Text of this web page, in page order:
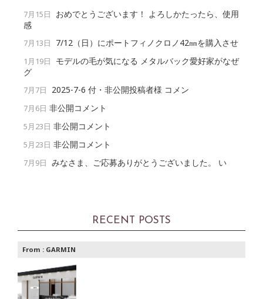
7月15日
おめでとうございます！ よろしかたったら、使用
感
7月13日 7/12（日）にポートフィノクロノ42㎜を購入させ
1月19日
モデルの毛が気になる メタルバック愛好家がなぜ
グ
7月7日 2025-7-6 付・非公開投稿者様 コメン
7月6日 非公開コメント
5月23日 非公開コメント
5月23日 非公開コメント
7月9日 みなさま、ご応募ありがとうございました。 い
RECENT POSTS
From : GARMIN